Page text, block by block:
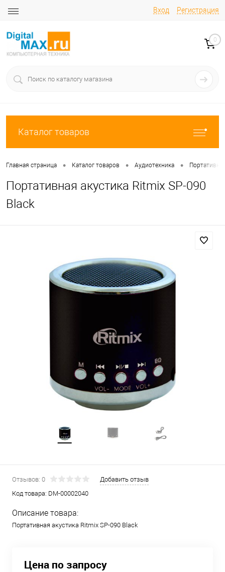
Вход Регистрация
0
Каталог товаров
Главная страница • Каталог товаров • Аудиотехника •
Портативная акустика Ritmix SP-090
Black
Отзывов: 0
Добавить отзыв
Код товара: DM-00002040
Описание товара:
Портативная акустика Ritmix SP-090 Black
Цена по запросу